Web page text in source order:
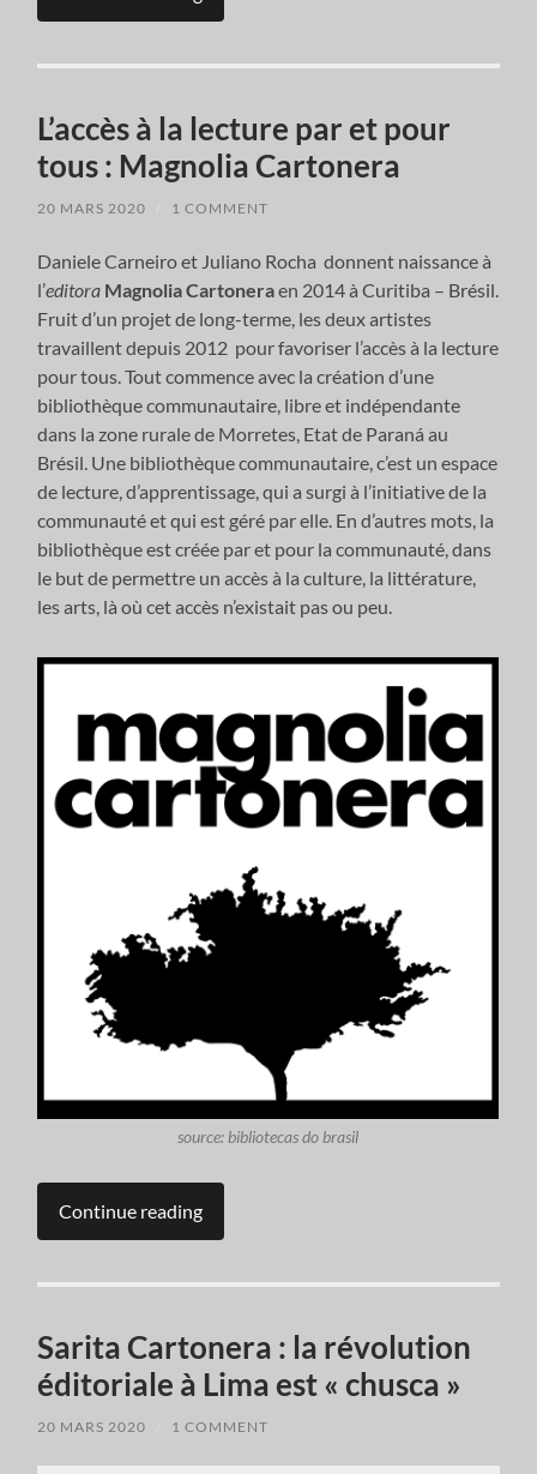
L’accès à la lecture par et pour
tous : Magnolia Cartonera
20 MARS 2020 1 COMMENT
Daniele Carneiro et Juliano Rocha donnent naissance à
l’editora Magnolia Cartoneraen 2014 à Curitiba – Brésil.
Fruit d’un projet de long-terme, les deux artistes
travaillent depuis 2012 pour favoriser l’accès à la lecture
pour tous. Tout commence avec la création d’une
bibliothèque communautaire, libre et indépendante
dans la zone rurale de Morretes, Etat de Paraná au
Brésil. Une bibliothèque communautaire, c’est un espace
de lecture, d’apprentissage, qui a surgi à l’initiative de la
communauté et qui est géré par elle. En d’autres mots, la
bibliothèque est créée par et pour la communauté, dans
le but de permettre un accès à la culture, la littérature,
les arts, là où cet accès n’existait pas ou peu.
source: bibliotecas do brasil
Continue reading
Sarita Cartonera : la révolution
éditoriale à Lima est « chusca »
20 MARS 2020 1 COMMENT